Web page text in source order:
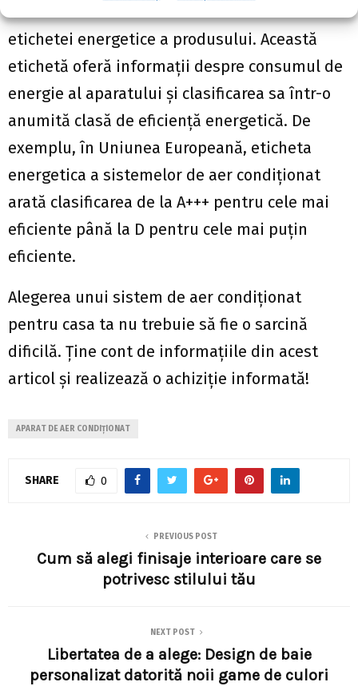
etichetei energetice a produsului. Această
etichetă oferă informații despre consumul de
energie al aparatului și clasificarea sa într-o
anumită clasă de eficiență energetică. De
exemplu, în Uniunea Europeană, eticheta
energetica a sistemelor de aer condiționat
arată clasificarea de la A+++ pentru cele mai
eficiente până la D pentru cele mai puțin
eficiente.
Alegerea unui sistem de aer condiționat
pentru casa ta nu trebuie să fie o sarcină
dificilă. Ține cont de informațiile din acest
articol și realizează o achiziție informată!
APARAT DE AER CONDIȚIONAT
SHARE 0
PREVIOUS POST
Cum să alegi finisaje interioare care se
potrivesc stilului tău
NEXT POST
Libertatea de a alege: Design de baie
personalizat datorită noii game de culori